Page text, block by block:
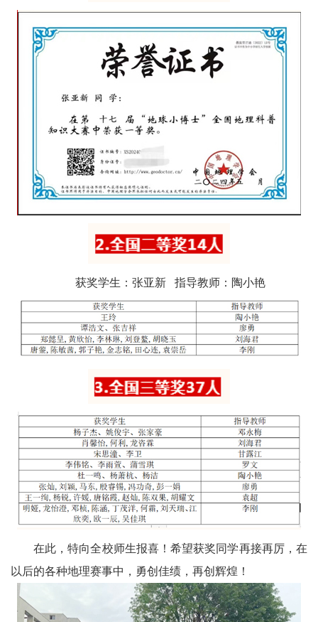
获奖学生：张亚新 指导教师：陶小艳
在此，特向全校师生报喜！希望获奖同学再接再厉，在
以后的各种地理赛事中，勇创佳绩，再创辉煌！